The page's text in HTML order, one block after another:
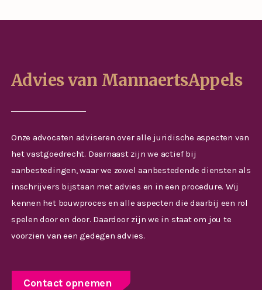
Advies van MannaertsAppels
Onze advocaten adviseren over alle juridische aspecten van
het vastgoedrecht. Daarnaast zijn we actief bij
aanbestedingen, waar we zowel aanbestedende diensten als
inschrijvers bijstaan met advies en in een procedure. Wij
kennen het bouwproces en alle aspecten die daarbij een rol
spelen door en door. Daardoor zijn we in staat om jou te
voorzien van een gedegen advies.
Contact opnemen